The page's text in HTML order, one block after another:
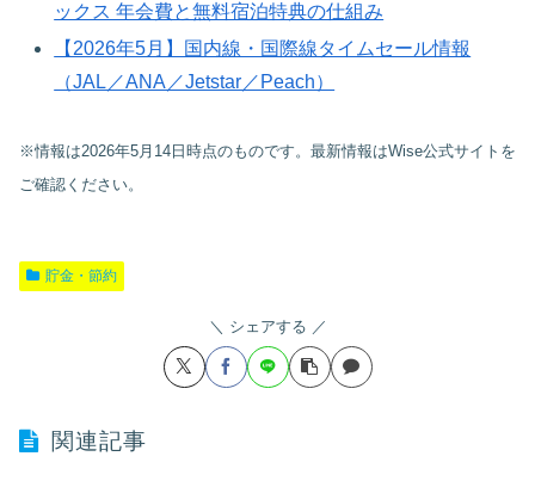
ックス 年会費と無料宿泊特典の仕組み
【2026年5月】国内線・国際線タイムセール情報
（JAL／ANA／Jetstar／Peach）
※情報は2026年5月14日時点のものです。最新情報はWise公式サイトを
ご確認ください。
貯金・節約
シェアする
関連記事